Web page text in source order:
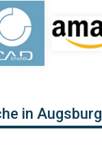
in Augsburg